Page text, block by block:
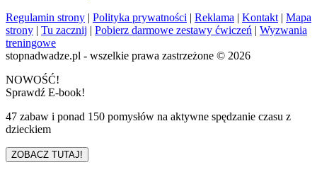
Regulamin strony | Polityka prywatności | Reklama | Kontakt | Mapa
strony | Tu zacznij | Pobierz darmowe zestawy ćwiczeń | Wyzwania
treningowe
stopnadwadze.pl - wszelkie prawa zastrzeżone © 2026
NOWOŚĆ!
Sprawdź E-book!
47 zabaw i ponad 150 pomysłów na aktywne spędzanie czasu z
dzieckiem
ZOBACZ TUTAJ!